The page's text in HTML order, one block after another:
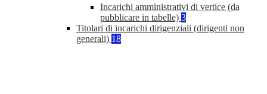
Incarichi amministrativi di vertice (da
pubblicare in tabelle) 3
Titolari di incarichi dirigenziali (dirigenti non
generali) 18